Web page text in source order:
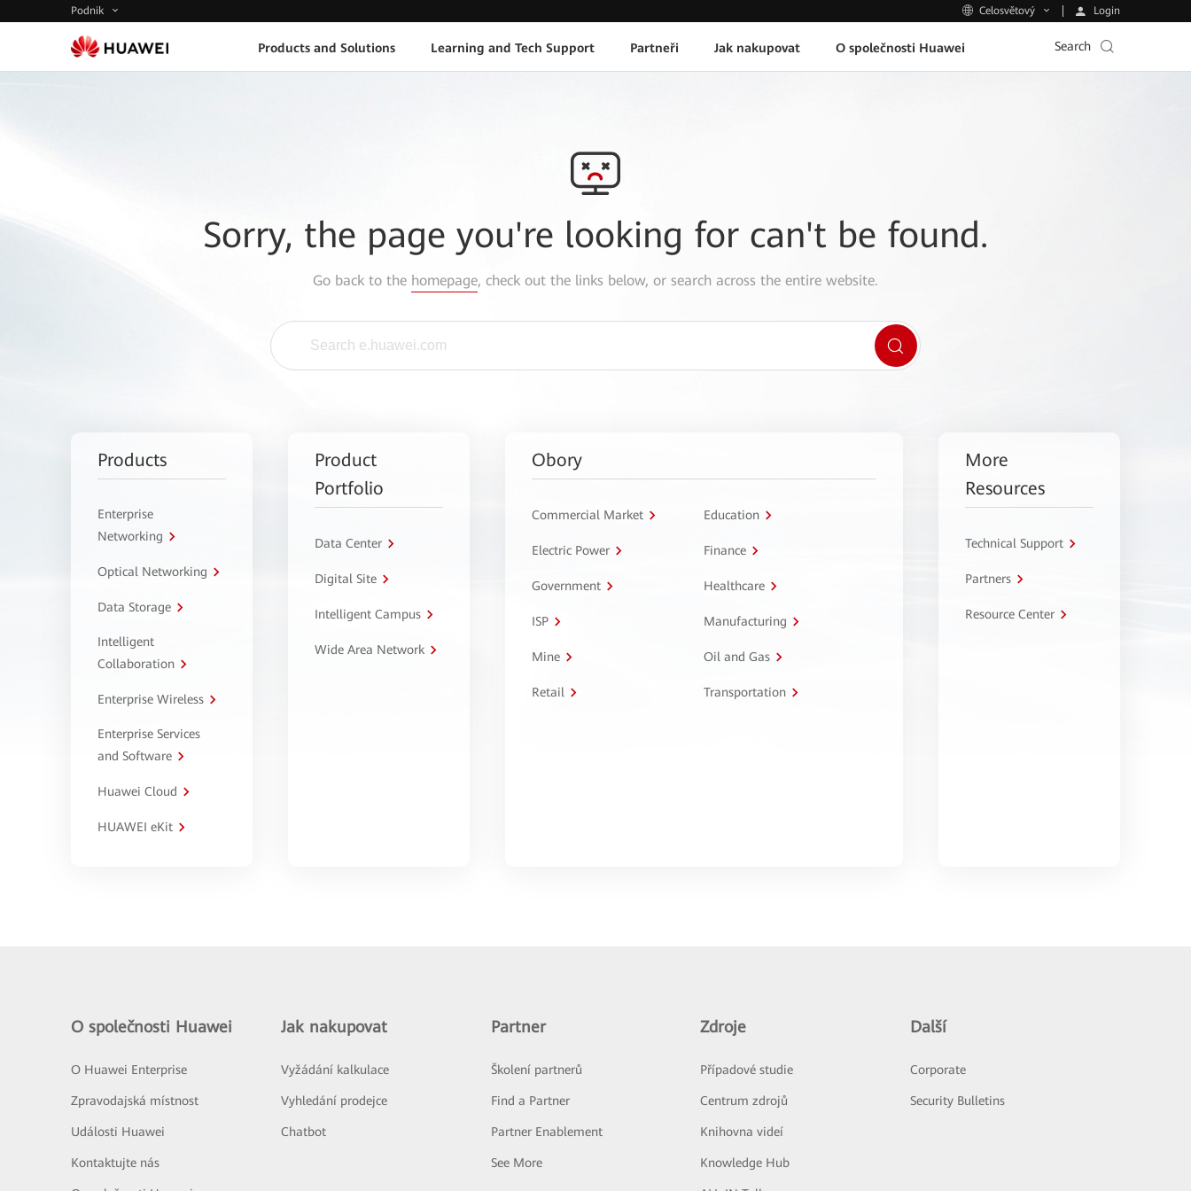
Podnik Celosvětový Login
Products and Solutions Learning and Tech Support Partneři Jak nakupovat O společnosti Huawei Search
Sorry, the page you're looking for can't be found.
Go back to the homepage, check out the links below, or search across the entire website.
Products
Enterprise
Networking
Optical Networking
Data Storage
Intelligent
Collaboration
Enterprise Wireless
Enterprise Services
and Software
Huawei Cloud
HUAWEI eKit
Product
Portfolio
Data Center
Digital Site
Intelligent Campus
Wide Area Network
Obory
Commercial Market Education
Electric Power Finance
Government Healthcare
ISP Manufacturing
Mine Oil and Gas
Retail Transportation
More
Resources
Technical Support
Partners
Resource Center
O společnosti Huawei
O Huawei Enterprise
Zpravodajská místnost
Události Huawei
Kontaktujte nás
Jak nakupovat
Vyžádání kalkulace
Vyhledání prodejce
Chatbot
Partner
Školení partnerů
Find a Partner
Partner Enablement
See More
Zdroje
Případové studie
Centrum zdrojů
Knihovna videí
Knowledge Hub
Další
Corporate
Security Bulletins